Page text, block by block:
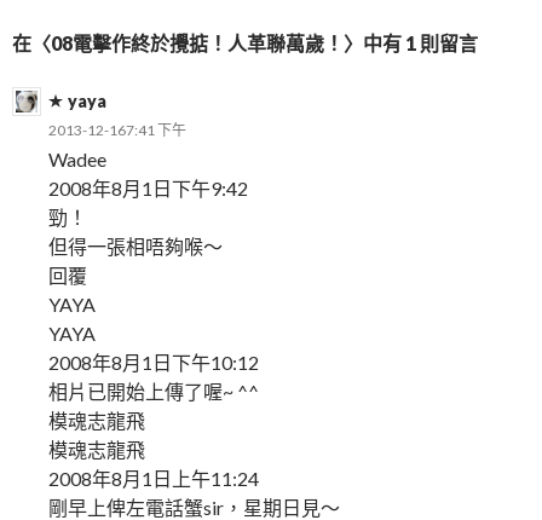
在〈08電擊作終於攪掂！人革聯萬歲！〉中有 1 則留言
yaya
2013-12-167:41 下午
Wadee
2008年8月1日下午9:42
勁！
但得一張相唔夠喉～
回覆
YAYA
YAYA
2008年8月1日下午10:12
相片已開始上傳了喔~ ^^
模魂志龍飛
模魂志龍飛
2008年8月1日上午11:24
剛早上俾左電話蟹sir，星期日見～